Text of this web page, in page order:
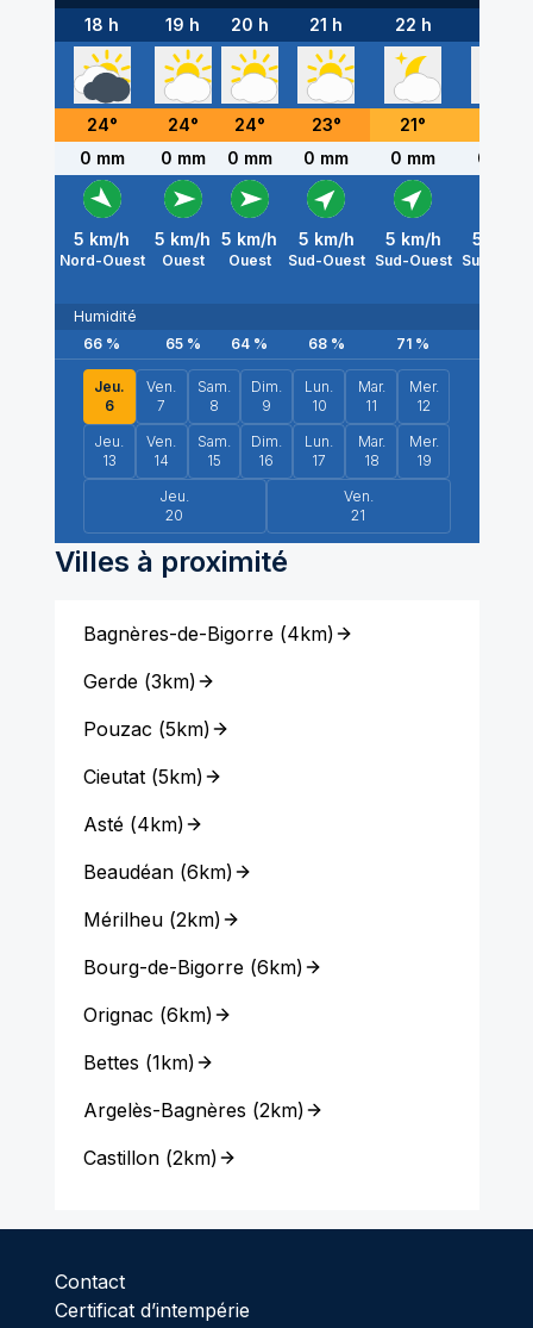
18 h 19 h 20 h 21 h 22 h
24° 24° 24° 23° 21°
0 mm
0 mm 0 mm 0 mm 0 mm 0 mm
5 km/h
Nord-Ouest
5 km/h
Ouest
5 km/h
Ouest
5 km/h
Sud-Ouest
5 km/h
Sud-Ouest
5
Sud-
Humidité
66 % 65% 64 % 68% 71 %
Jeu.
6
Ven.
7
Sam.
8
Dim.
9
Lun.
10
Mar.
11
Mer.
12
Jeu.
13
Ven.
14
Sam.
15
Dim.
16
Lun.
17
Mar.
18
Mer.
19
Jeu.
20
Ven.
21
Villes à proximité
Bagnères-de-Bigorre(4km)
Gerde(3km)
Pouzac (5km)
Cieutat(5km)
Asté(4km)
Beaudéan(6km)
Mérilheu(2km)
Bourg-de-Bigorre(6km)
Orignac (6km)
Bettes (1km)
Argelès-Bagnères (2km)
Castillon(2km)
Contact
Certificat d’intempérie